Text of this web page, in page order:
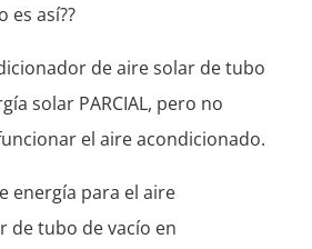
es así??
de aire solar de tubo
solar PARCIAL, pero no
el aire acondicionado.
energía para el aire
de tubo de vacío en